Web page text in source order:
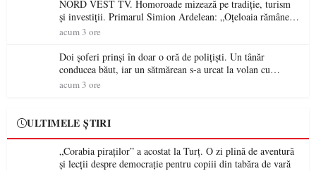
NORD VEST TV. Homoroade mizează pe tradiție, turism
și investiții. Primarul Simion Ardelean: „Oțeloaia rămâne
un brand al Codrului”
acum 3 ore
Doi șoferi prinși în doar o oră de polițiști. Un tânăr
conducea băut, iar un sătmărean s-a urcat la volan cu
permisul suspendat
acum 3 ore
ULTIMELE ȘTIRI
„Corabia piraților” a acostat la Turț. O zi plină de aventură
și lecții despre democrație pentru copiii din tabăra de vară